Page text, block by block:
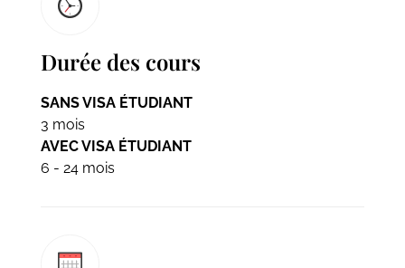
Durée des cours
SANS VISA ÉTUDIANT
3 mois
AVEC VISA ÉTUDIANT
6 - 24 mois